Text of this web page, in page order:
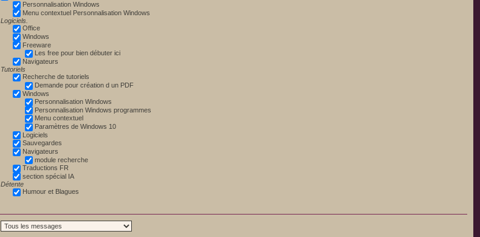
Personnalisation Windows
Menu contextuel Personnalisation Windows
Logiciels.
Office
Windows
Freeware
Les free pour bien débuter ici
Navigateurs
Tutoriels
Recherche de tutoriels
Demande pour création d un PDF
Windows
Personnalisation Windows
Personnalisation Windows programmes
Menu contextuel
Paramètres de Windows 10
Logiciels
Sauvegardes
Navigateurs
module recherche
Traductions FR
section spécial IA
Détente
Humour et Blagues